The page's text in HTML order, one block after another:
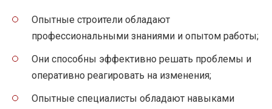
Опытные строители обладают
профессиональными знаниями и опытом работы;
Они способны эффективно решать проблемы и
оперативно реагировать на изменения;
Опытные специалисты обладают навыками